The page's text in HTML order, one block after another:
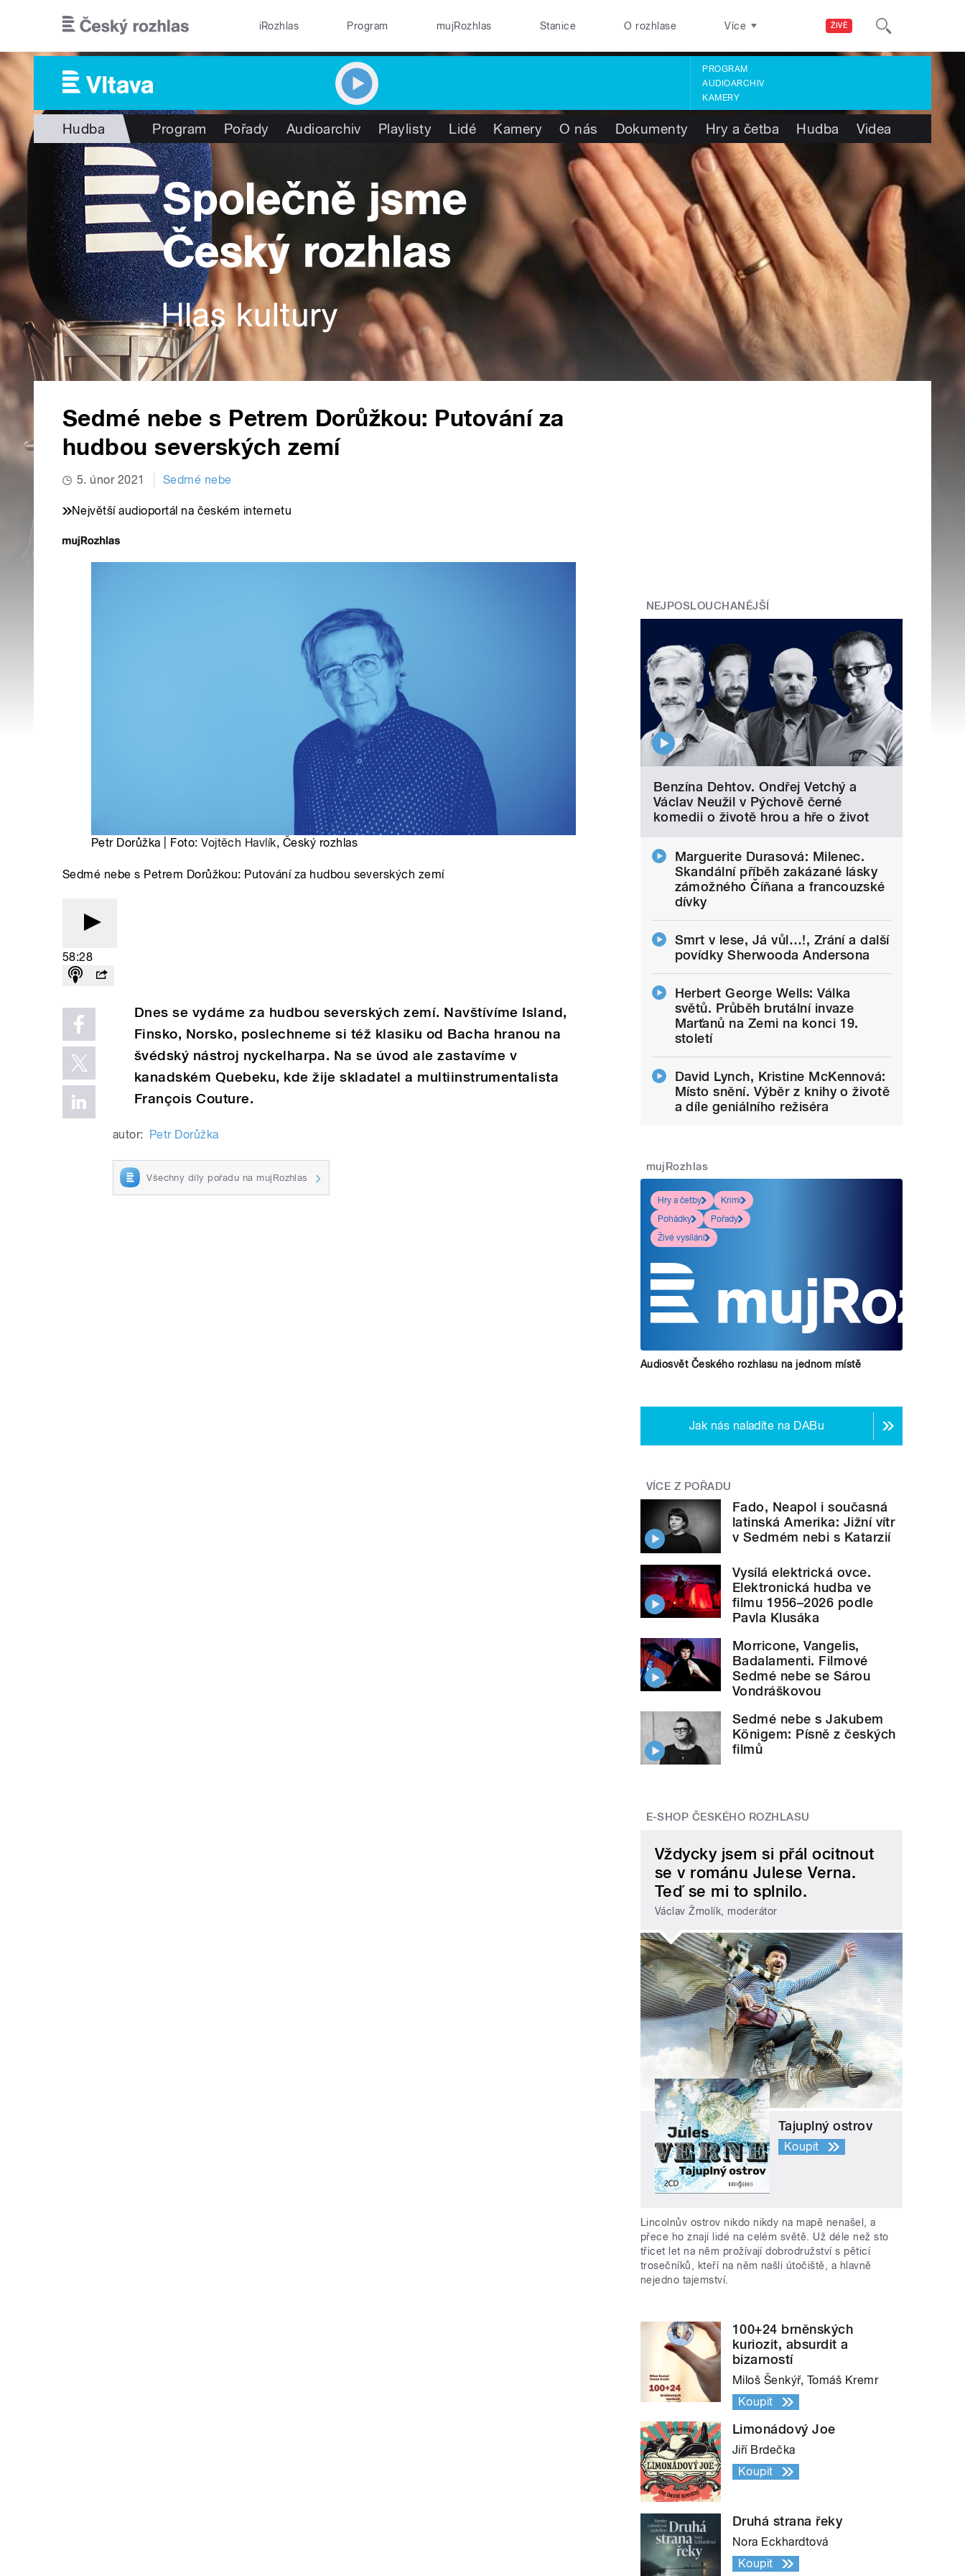
ŽIVĚ
iRozhlas Program mujRozhlas Stanice O rozhlase Více
PROGRAM
AUDIOARCHIV
KAMERY
Hudba Program Pořady Audioarchiv Playlisty Lidé Kamery O nás Dokumenty Hry a četba Hudba Videa
Sedmé nebe s Petrem Dorůžkou: Putování za
hudbou severských zemí
5. únor 2021 Sedmé nebe
Největší audioportál na českém internetu
Petr Dorůžka | Foto:Vojtěch Havlík, Český rozhlas
Sedmé nebe s Petrem Dorůžkou: Putování za hudbou severských zemí
58:28
Dnes se vydáme za hudbou severských zemí. Navštívíme Island,
Finsko, Norsko, poslechneme si též klasiku od Bacha hranou na
švédský nástroj nyckelharpa. Na se úvod ale zastavíme v
kanadském Quebeku, kde žije skladatel a multiinstrumentalista
François Couture.
autor: Petr Dorůžka
Všechny díly pořadu na mujRozhlas
NEJPOSLOUCHANĚJŠÍ
Benzína Dehtov. Ondřej Vetchý a
Václav Neužil v Pýchově černé
komedii o životě hrou a hře o život
Marguerite Durasová: Milenec.
Skandální příběh zakázané lásky
zámožného Číňana a francouzské
dívky
Smrt v lese, Já vůl…!, Zrání a další
povídky Sherwooda Andersona
Herbert George Wells: Válka
světů. Průběh brutální invaze
Marťanů na Zemi na konci 19.
století
David Lynch, Kristine McKennová:
Místo snění. Výběr z knihy o životě
a díle geniálního režiséra
mujRozhlas
Hry a četby
Krimi
Pohádky
Pořady
Živé vysílání
Audiosvět Českého rozhlasu na jednom místě
Jak nás naladíte na DABu
VÍCE Z POŘADU
Fado, Neapol i současná
latinská Amerika: Jižní vítr
v Sedmém nebi s Katarzií
Vysílá elektrická ovce.
Elektronická hudba ve
filmu 1956–2026 podle
Pavla Klusáka
Morricone, Vangelis,
Badalamenti. Filmové
Sedmé nebe se Sárou
Vondráškovou
Sedmé nebe s Jakubem
Königem: Písně z českých
filmů
E-SHOP ČESKÉHO ROZHLASU
Vždycky jsem si přál ocitnout
se v románu Julese Verna.
Teď se mi to splnilo.
Václav Žmolík, moderátor
Tajuplný ostrov
Koupit
Lincolnův ostrov nikdo nikdy na mapě nenašel, a
přece ho znají lidé na celém světě. Už déle než sto
třicet let na něm prožívají dobrodružství s pěticí
trosečníků, kteří na něm našli útočiště, a hlavně
nejedno tajemství.
100+24 brněnských
kuriozit, absurdit a
bizarností
Miloš Šenkýř, Tomáš Kremr
Koupit
Limonádový Joe
Jiří Brdečka
Koupit
Druhá strana řeky
Nora Eckhardtová
Koupit